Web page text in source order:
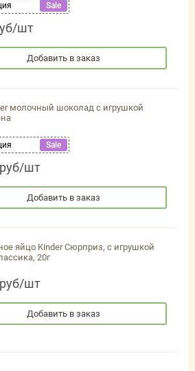
Sale
шт
Добавить в заказ
молочный шоколад с игрушкой
Sale
шт
Добавить в заказ
яйцо Kinder Сюрприз, с игрушкой
20г
шт
Добавить в заказ